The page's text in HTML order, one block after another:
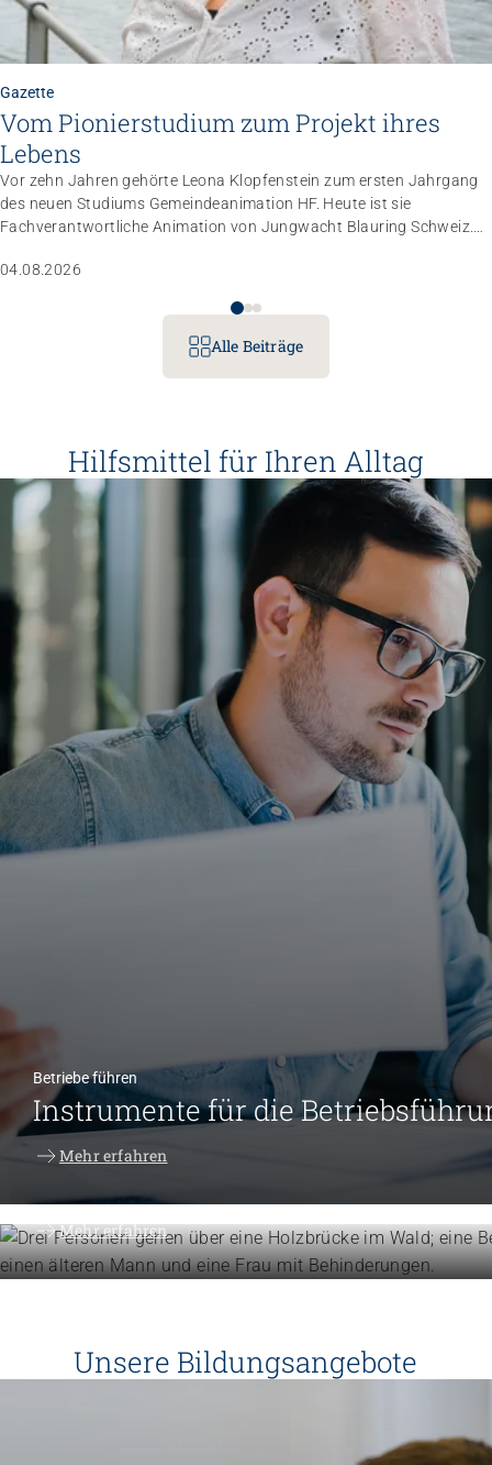
Gazette
Vom Pionierstudium zum Projekt ihres
Lebens
Vor zehn Jahren gehörte Leona Klopfenstein zum ersten Jahrgang
des neuen Studiums Gemeindeanimation HF. Heute ist sie
Fachverantwortliche Animation von Jungwacht Blauring Schweiz.
gemanagt hat, wartet nun ihr persönliches Grossprojekt.
04.08.2026
Alle Beiträge
Hilfsmittel für Ihren Alltag
Betriebe führen
Instrumente für die
Mehr erfahren
Menschen unterstützen
Mehr erfahren
Unsere Bildungsangebote